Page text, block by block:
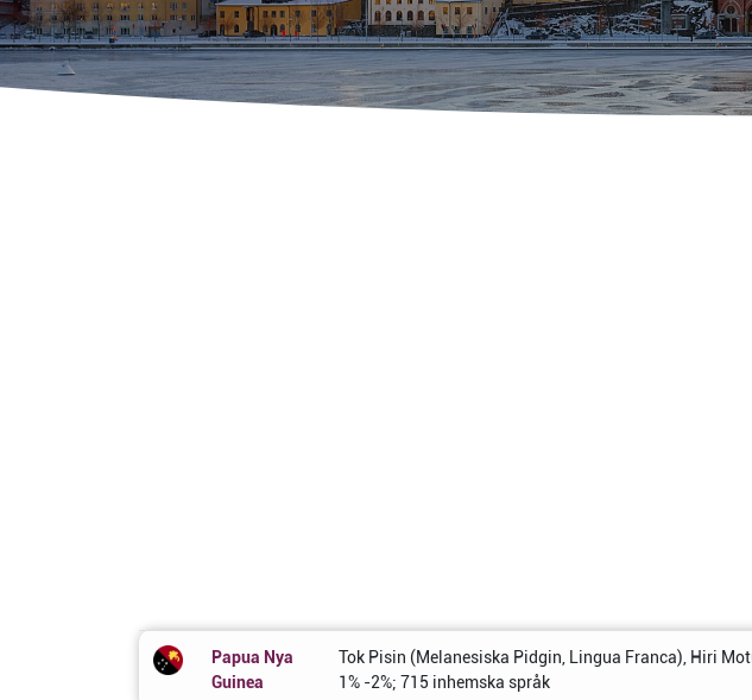
Papua Nya
Guinea
Tok Pisin (Melanesiska Pidgin, Lingua Franca), Hiri
1% -2%; 715 inhemska språk